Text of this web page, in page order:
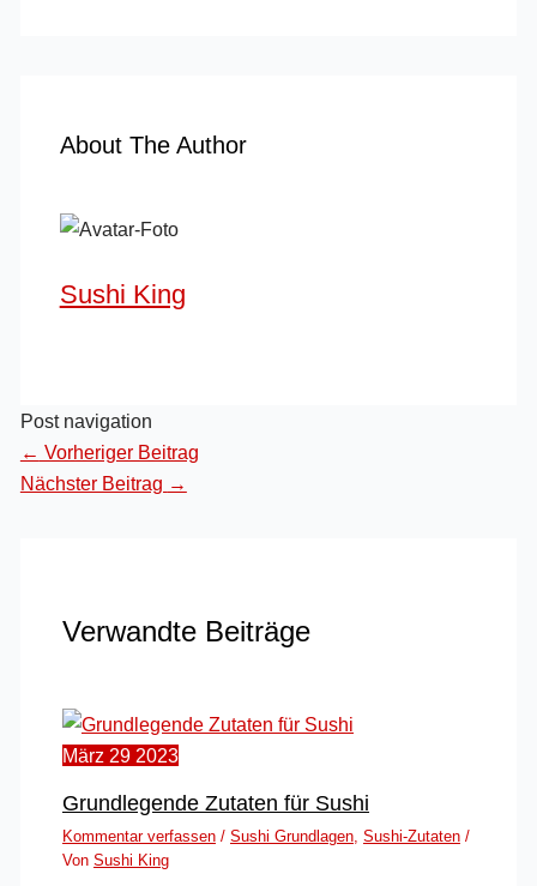
About The Author
Sushi King
Post navigation
← Vorheriger Beitrag
Nächster Beitrag →
Verwandte Beiträge
März 29 2023
Grundlegende Zutaten für Sushi
Kommentar verfassen / Sushi Grundlagen, Sushi-Zutaten/
Von Sushi King